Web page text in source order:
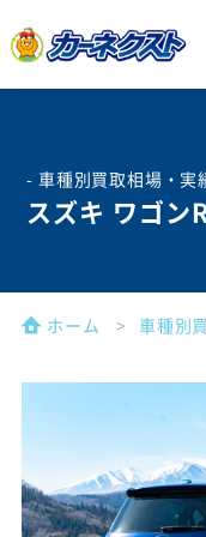
- 車種別買取相場・実
スズキ ワゴン
ホーム 車種別